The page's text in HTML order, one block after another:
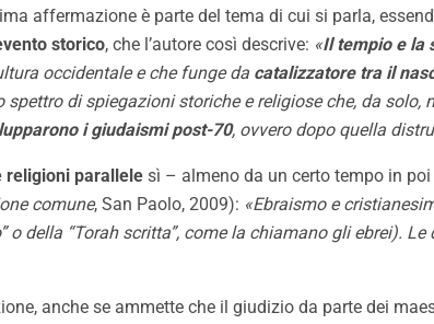
affermazione è parte del tema di cui si parla,
storico, che l’autore così descrive: «Il tempio e la
occidentale e che funge da catalizzatore tra il
di spiegazioni storiche e religiose che, da solo,
i giudaismi post-70, ovvero dopo quella
religioni parallele sì – almeno da un certo tempo in
comune, San Paolo, 2009): «Ebraismo e
o della “Torah scritta”, come la chiamano gli ebrei).
anche se ammette che il giudizio da parte dei